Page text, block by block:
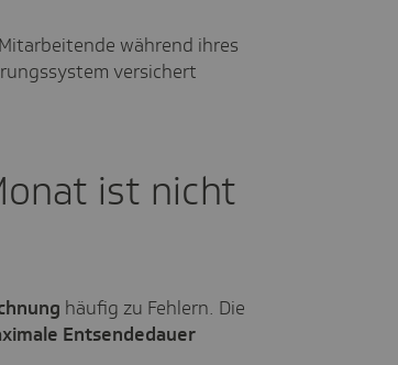
während ihres
versichert
ist nicht
häufig zu Fehlern. Die
Entsendedauer